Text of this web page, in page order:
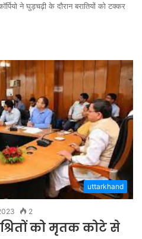
ने घुड़चढ़ी के दौरान बरातियों को टक्‍कर
uttarkhand
2
को मृतक कोटे से